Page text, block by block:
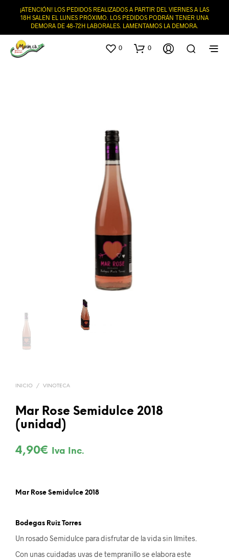
¡ATENCIÓN! LOS PEDIDOS REALIZADOS A PARTIR DEL VIERNES A LAS
18H SALEN EL LUNES PRÓXIMO. LOS PEDIDOS PODRÁN TENER UNA
DEMORA DE 48-72H LABORALES. LAMENTAMOS LA DEMORA.
0 0
INICIO / VINOTECA
Mar Rose Semidulce 2018
(unidad)
4,90€ Iva Inc.
Mar Rose Semidulce 2018
Bodegas Ruiz Torres
Un rosado Semidulce para disfrutar de la vida sin límites.
Con unas cuidadas uvas de tempranillo se elabora este